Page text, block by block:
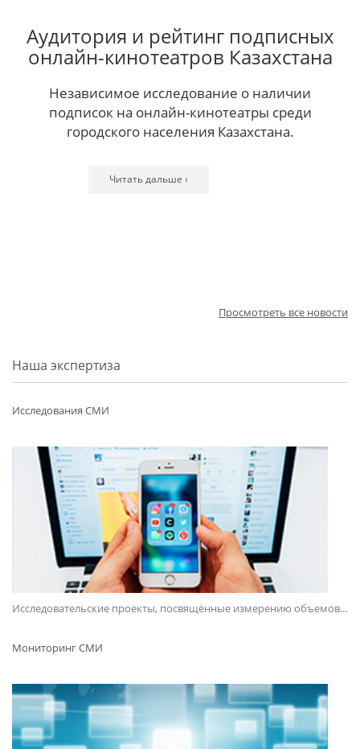
Аудитория и рейтинг подписных
онлайн-кинотеатров Казахстана
Независимое исследование о наличии
подписок на онлайн-кинотеатры среди
городского населения Казахстана.
Читать дальше ›
Читать дальше ›
Читать дальше ›
Читать дальше ›
Просмотреть все новости
Наша экспертиза
Исследования СМИ
Исследовательские проекты, посвящённые измерению объемов...
Мониторинг СМИ